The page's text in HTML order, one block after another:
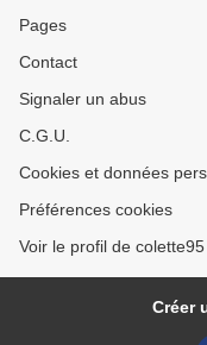
Pages
Contact
Signaler un abus
C.G.U.
Cookies et données
Préférences cookies
Voir le profil de
Créer